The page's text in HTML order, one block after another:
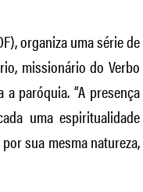
organiza uma série de
missionário do Verbo
paróquia. “A presença
uma espiritualidade
sua mesma natureza,